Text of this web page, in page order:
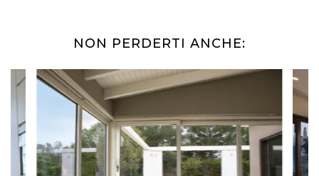
NON PERDERTI ANCHE: